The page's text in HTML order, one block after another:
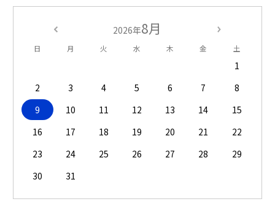
2026年8月
日 月 火 水 木 金 土
1
2
3 4 5 6 7
8
9
10 11 12 13 14
15
16
17 18 19 20 21
22
23
24 25 26 27 28
29
30
31